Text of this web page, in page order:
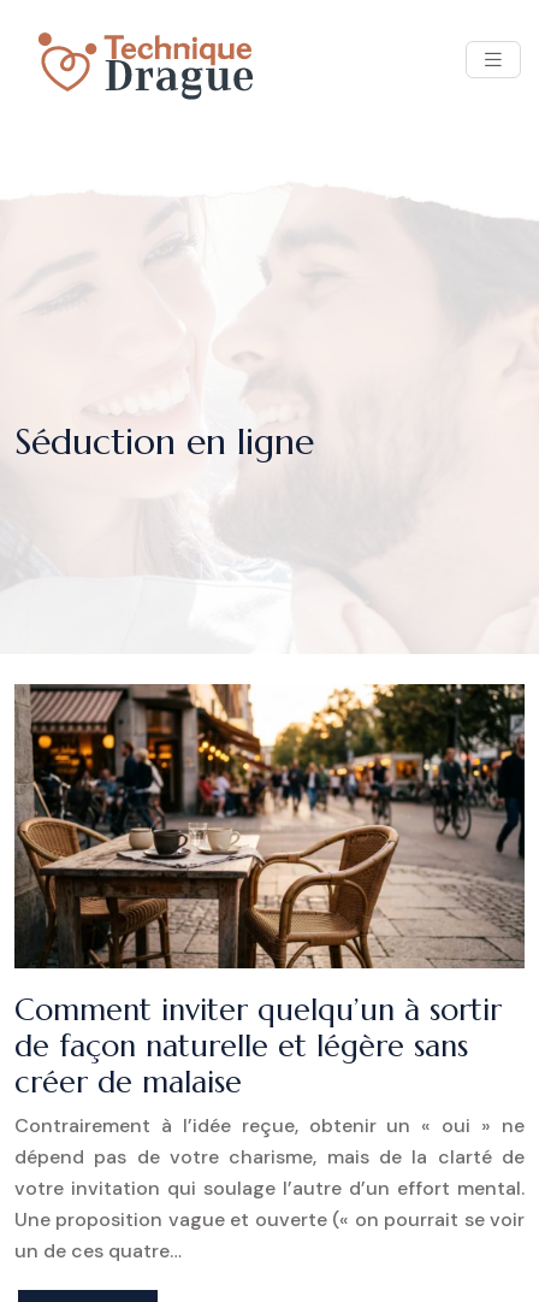
Séduction en ligne
Comment inviter quelqu’un à sortir
de façon naturelle et légère sans
créer de malaise
Contrairement à l’idée reçue, obtenir un « oui » ne
dépend pas de votre charisme, mais de la clarté de
votre invitation qui soulage l’autre d’un effort mental.
Une proposition vague et ouverte (« on pourrait se voir
un de ces quatre…